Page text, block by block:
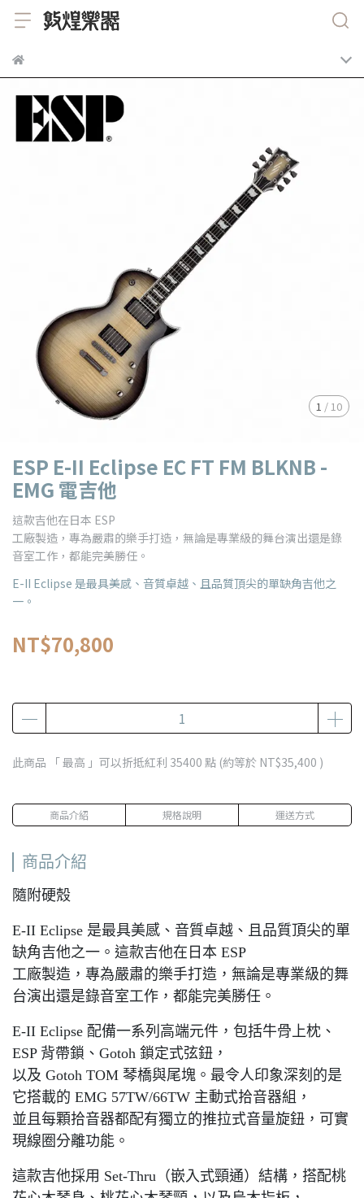
1 / 10
ESP E-II Eclipse EC FT FM BLKNB -
EMG 電吉他
這款吉他在日本 ESP
工廠製造，專為嚴肅的樂手打造，無論是專業級的舞台演出還是錄
音室工作，都能完美勝任。
E-II Eclipse 是最具美感、音質卓越、且品質頂尖的單缺角吉他之
一。
NT$70,800
此商品 「 最高 」可以折抵紅利 35400 點 (約等於 NT$35,400 )
商品介紹 規格說明 運送方式
商品介紹
隨附硬殼
E-II Eclipse 是最具美感、音質卓越、且品質頂尖的單
缺角吉他之一。這款吉他在日本 ESP
工廠製造，專為嚴肅的樂手打造，無論是專業級的舞
台演出還是錄音室工作，都能完美勝任。
E-II Eclipse 配備一系列高端元件，包括牛骨上枕、
ESP 背帶鎖、Gotoh 鎖定式弦鈕，
以及 Gotoh TOM 琴橋與尾塊。最令人印象深刻的是
它搭載的 EMG 57TW/66TW 主動式拾音器組，
並且每顆拾音器都配有獨立的推拉式音量旋鈕，可實
現線圈分離功能。
這款吉他採用 Set-Thru（嵌入式頸通）結構，搭配桃